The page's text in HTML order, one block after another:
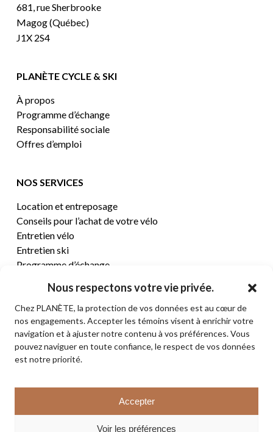
Nous respectons votre vie privée.
Chez PLANÈTE, la protection de vos données est au cœur de
nos engagements. Accepter les témoins visent à enrichir votre
navigation et à ajuster notre contenu à vos préférences. Vous
pouvez naviguer en toute confiance, le respect de vos données
est notre priorité.
Accepter
Voir les préférences
Sous-total: 0,00$
VOIR LE PANIER
681, rue Sherbrooke
Magog (Québec)
J1X 2S4
PLANÈTE CYCLE & SKI
À propos
Programme d’échange
Responsabilité sociale
Offres d’emploi
NOS SERVICES
Location et entreposage
Conseils pour l’achat de votre vélo
Entretien vélo
Entretien ski
Programme d’échange
CENTRE D’AIDE
Termes et conditions de vente
Retours et remboursements
Politique de confidentialité
© 2026 PLANÈTE CYCLE & SKI. Tous droits réservés.